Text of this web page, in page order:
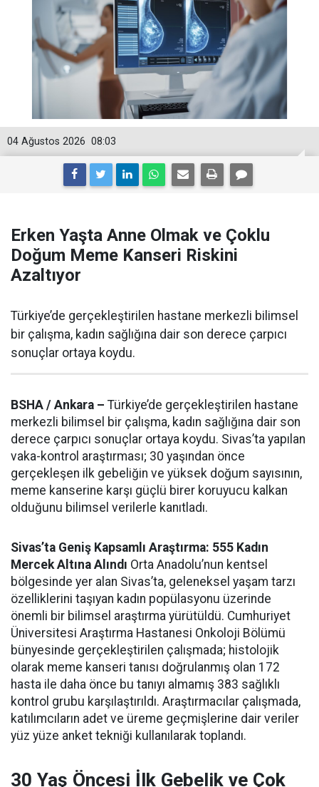
08:03
04 Ağustos 2026
Erken Yaşta Anne Olmak ve Çoklu
Doğum Meme Kanseri Riskini
Azaltıyor
Türkiye’de gerçekleştirilen hastane merkezli bilimsel
bir çalışma, kadın sağlığına dair son derece çarpıcı
sonuçlar ortaya koydu.
BSHA / Ankara – Türkiye’de gerçekleştirilen hastane
merkezli bilimsel bir çalışma, kadın sağlığına dair son
derece çarpıcı sonuçlar ortaya koydu. Sivas’ta yapılan
vaka-kontrol araştırması; 30 yaşından önce
gerçekleşen ilk gebeliğin ve yüksek doğum sayısının,
meme kanserine karşı güçlü birer koruyucu kalkan
olduğunu bilimsel verilerle kanıtladı.
Sivas’ta Geniş Kapsamlı Araştırma: 555 Kadın
Mercek Altına Alındı Orta Anadolu’nun kentsel
bölgesinde yer alan Sivas’ta, geleneksel yaşam tarzı
özelliklerini taşıyan kadın popülasyonu üzerinde
önemli bir bilimsel araştırma yürütüldü. Cumhuriyet
Üniversitesi Araştırma Hastanesi Onkoloji Bölümü
bünyesinde gerçekleştirilen çalışmada; histolojik
olarak meme kanseri tanısı doğrulanmış olan 172
hasta ile daha önce bu tanıyı almamış 383 sağlıklı
kontrol grubu karşılaştırıldı. Araştırmacılar çalışmada,
katılımcıların adet ve üreme geçmişlerine dair veriler
yüz yüze anket tekniği kullanılarak toplandı.
30 Yaş Öncesi İlk Gebelik ve Çok